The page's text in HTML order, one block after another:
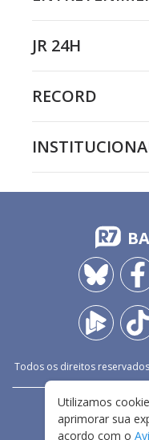
JR 24H
RECORD
Todos os direitos
Utilizamos
aprimorar sua
acordo com o